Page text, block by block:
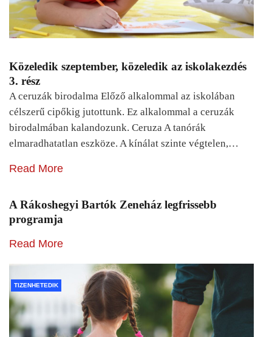
Közeledik szeptember, közeledik az iskolakezdés
3. rész
A ceruzák birodalma Előző alkalommal az iskolában
célszerű cipőkig jutottunk. Ez alkalommal a ceruzák
birodalmában kalandozunk. Ceruza A tanórák
elmaradhatatlan eszköze. A kínálat szinte végtelen,…
Read More
A Rákoshegyi Bartók Zeneház legfrissebb
programja
Read More
TIZENHETEDIK